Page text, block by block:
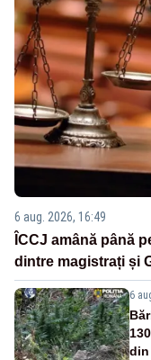
6 aug. 2026, 16:49
ÎCCJ amână până
dintre magistrați și
6
din